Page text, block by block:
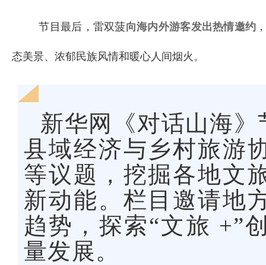
节目最后，雷双菠向海内外游客发出热情邀约
态美景、浓郁民族风情和暖心人间烟火。
新华网《对话山海
县域经济与乡村旅游
等议题，挖掘各地文
新动能。栏目邀请地
趋势，探索“文旅 +”
量发展。